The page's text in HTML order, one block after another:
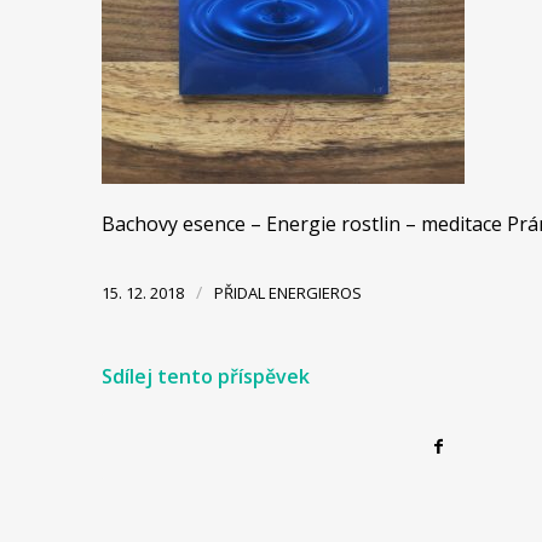
Bachovy esence – Energie rostlin – meditace
15. 12. 2018 / PŘIDALENERGIEROS
Sdílej tento příspěvek